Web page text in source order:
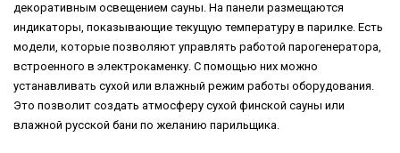
декоративным освещением сауны. На панели размещаются
индикаторы, показывающие текущую температуру в парилке. Есть
модели, которые позволяют управлять работой парогенератора,
встроенного в электрокаменку. С помощью них можно
устанавливать сухой или влажный режим работы оборудования.
Это позволит создать атмосферу сухой финской сауны или
влажной русской бани по желанию парильщика.